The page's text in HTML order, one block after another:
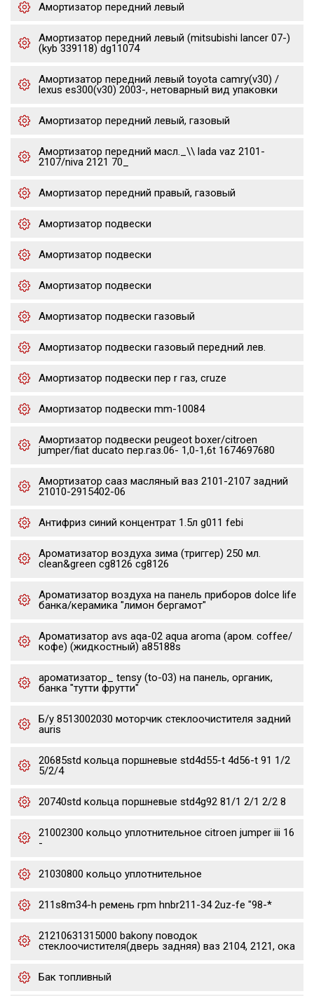
Амортизатор передний левый
Амортизатор передний левый (mitsubishi lancer 07-)
(kyb 339118) dg11074
Амортизатор передний левый toyota camry(v30) /
lexus es300(v30) 2003-, нетоварный вид упаковки
Амортизатор передний левый, газовый
Амортизатор передний масл._\\ lada vaz 2101-
2107/niva 2121 70_
Амортизатор передний правый, газовый
Амортизатор подвески
Амортизатор подвески
Амортизатор подвески
Амортизатор подвески газовый
Амортизатор подвески газовый передний лев.
Амортизатор подвески пер r газ, cruze
Амортизатор подвески mm-10084
Амортизатор подвески peugeot boxer/citroen
jumper/fiat ducato пер.газ.06- 1,0-1,6t 1674697680
Амортизатор сааз масляный ваз 2101-2107 задний
21010-2915402-06
Антифриз синий концентрат 1.5л g011 febi
Ароматизатор воздуха зима (триггер) 250 мл.
clean&green cg8126 cg8126
Ароматизатор воздуха на панель приборов dolce life
банка/керамика "лимон бергамот"
Ароматизатор avs aqa-02 aqua aroma (аром. coffee/
кофе) (жидкостный) a85188s
ароматизатор_ tensy (to-03) на панель, органик,
банка "тутти фрутти"
Б/у 8513002030 моторчик стеклоочистителя задний
auris
20685std кольца поршневые std4d55-t 4d56-t 91 1/2
5/2/4
20740std кольца поршневые std4g92 81/1 2/1 2/2 8
21002300 кольцо уплотнительное citroen jumper iii 16
-
21030800 кольцо уплотнительное
211s8m34-h ремень грm hnbr211-34 2uz-fe "98-*
21210631315000 bakony поводок
стеклоочистителя(дверь задняя) ваз 2104, 2121, ока
Бак топливный